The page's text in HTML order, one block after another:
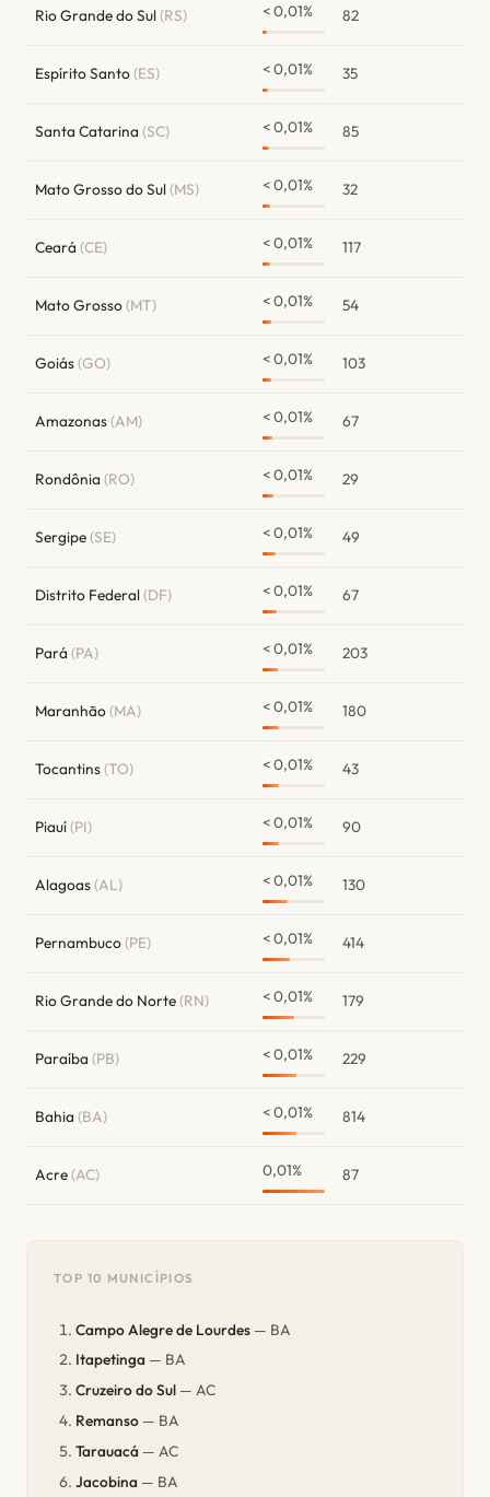
Rio Grande do Sul(RS) < 0,01% 82
Espírito Santo(ES) < 0,01% 35
Santa Catarina (SC) < 0,01% 85
Mato Grosso do Sul(MS) < 0,01% 32
Ceará (CE) < 0,01% 117
Mato Grosso(MT) < 0,01% 54
Goiás(GO) < 0,01% 103
Amazonas(AM) < 0,01% 67
Rondônia (RO) < 0,01% 29
Sergipe(SE) < 0,01% 49
Distrito Federal(DF) < 0,01% 67
Pará (PA) < 0,01% 203
Maranhão(MA) < 0,01% 180
Tocantins(TO) < 0,01% 43
Piauí(PI) < 0,01% 90
Alagoas(AL) < 0,01% 130
Pernambuco(PE) < 0,01% 414
Rio Grande do Norte(RN) < 0,01% 179
Paraíba (PB) < 0,01% 229
Bahia (BA) < 0,01% 814
Acre(AC) 0,01% 87
TOP 10 MUNICÍPIOS
Campo Alegre de Lourdes — BA
Itapetinga — BA
Cruzeiro do Sul — AC
Remanso — BA
Tarauacá — AC
Jacobina — BA